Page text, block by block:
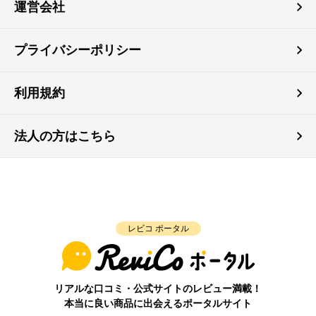
運営会社
プライバシーポリシー
利用規約
法人の方はこちら
レビコ ポータル
リアルな口コミ・公式サイトのレビュー満載！
本当に良い商品に出会えるポータルサイト